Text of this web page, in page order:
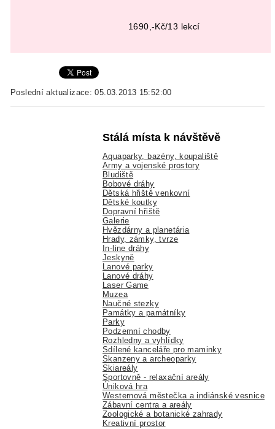
1690,-Kč/13 lekcí
Poslední aktualizace: 05.03.2013 15:52:00
Stálá místa k návštěvě
Aquaparky, bazény, koupaliště
Army a vojenské prostory
Bludiště
Bobové dráhy
Dětská hřiště venkovní
Dětské koutky
Dopravní hřiště
Galerie
Hvězdárny a planetária
Hrady, zámky, tvrze
In-line dráhy
Jeskyně
Lanové parky
Lanové dráhy
Laser Game
Muzea
Naučné stezky
Památky a památníky
Parky
Podzemní chodby
Rozhledny a vyhlídky
Sdílené kanceláře pro maminky
Skanzeny a archeoparky
Skiareály
Sportovně - relaxační areály
Úniková hra
Westernová městečka a indiánské vesnice
Zábavní centra a areály
Zoologické a botanické zahrady
Kreativní prostor